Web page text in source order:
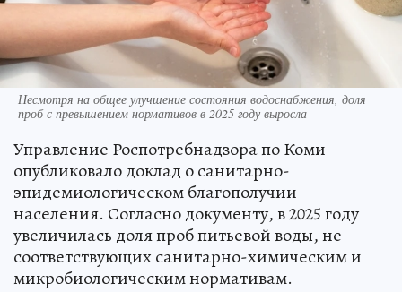
Несмотря на общее улучшение состояния водоснабжения, доля
проб с превышением нормативов в 2025 году выросла
Управление Роспотребнадзора по Коми
опубликовало доклад о санитарно-
эпидемиологическом благополучии
населения. Согласно документу, в 2025 году
увеличилась доля проб питьевой воды, не
соответствующих санитарно-химическим и
микробиологическим нормативам.